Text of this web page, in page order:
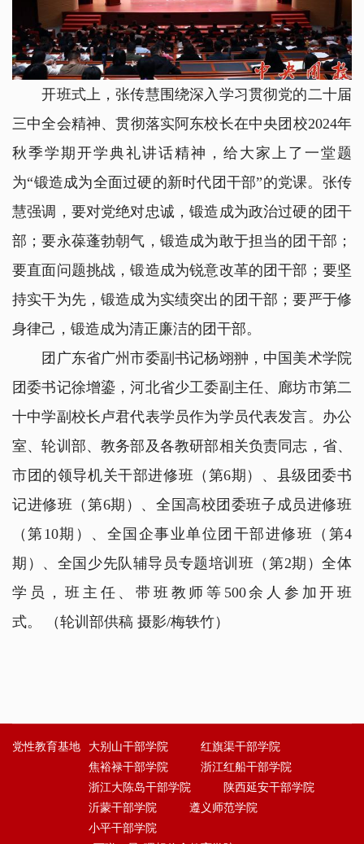
开班式上，张传慧围绕深入学习贯彻党的二十届
三中全会精神、贯彻落实阿东校长在中央团校2024年
秋季学期开学典礼讲话精神，给大家上了一堂题
为“锻造成为全面过硬的新时代团干部”的党课。张传
慧强调，要对党绝对忠诚，锻造成为政治过硬的团干
部；要永葆蓬勃朝气，锻造成为敢于担当的团干部；
要直面问题挑战，锻造成为锐意改革的团干部；要坚
持实干为先，锻造成为实绩突出的团干部；要严于修
身律己，锻造成为清正廉洁的团干部。
团广东省广州市委副书记杨翊翀，中国美术学院
团委书记徐增鎏，河北省少工委副主任、廊坊市第二
十中学副校长卢君代表学员作为学员代表发言。办公
室、轮训部、教务部及各教研部相关负责同志，省、
市团的领导机关干部进修班（第6期）、县级团委书
记进修班（第6期）、全国高校团委班子成员进修班
（第10期）、全国企事业单位团干部进修班（第4
期）、全国少先队辅导员专题培训班（第2期）全体
学员，班主任、带班教师等500余人参加开班
式。
（轮训部供稿 摄影/梅轶竹）
党性教育基地 大别山干部学院
红旗渠干部学院
焦裕禄干部学院
浙江红船干部学院
浙江大陈岛干部学院
陕西延安干部学院
沂蒙干部学院
遵义师范学院
小平干部学院